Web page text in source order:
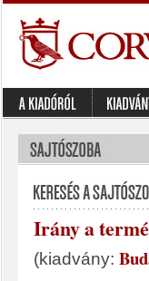
Irány a
(kiadvány: